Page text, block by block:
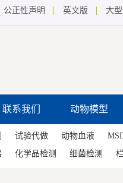
公正性声明 英文版 大
联系我们 动物模型
试验代做 动物血液
化学品检测 细菌检测